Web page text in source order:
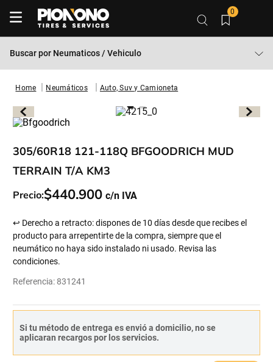
0
Buscar por Neumaticos / Vehiculo
Neumáticos Auto, Suv y Camioneta
305/60R18 121-118Q BFGOODRICH MUD
TERRAIN T/A KM3
Precio:$440.900
↩ Derecho a retracto: dispones de 10 días desde que recibes el
producto para arrepentirte de la compra, siempre que el
neumático no haya sido instalado ni usado. Revisa las
condiciones.
Referencia: 831241
Si tu método de entrega es envió a domicilio, no se
aplicaran recargos por los servicios.